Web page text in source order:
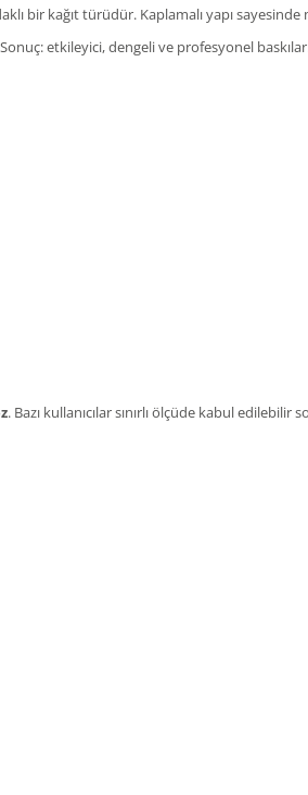
bir kağıt türüdür. Kaplamalı yapı
etkileyici, dengeli ve profesyonel
. Bazı kullanıcılar sınırlı ölçüde kabul